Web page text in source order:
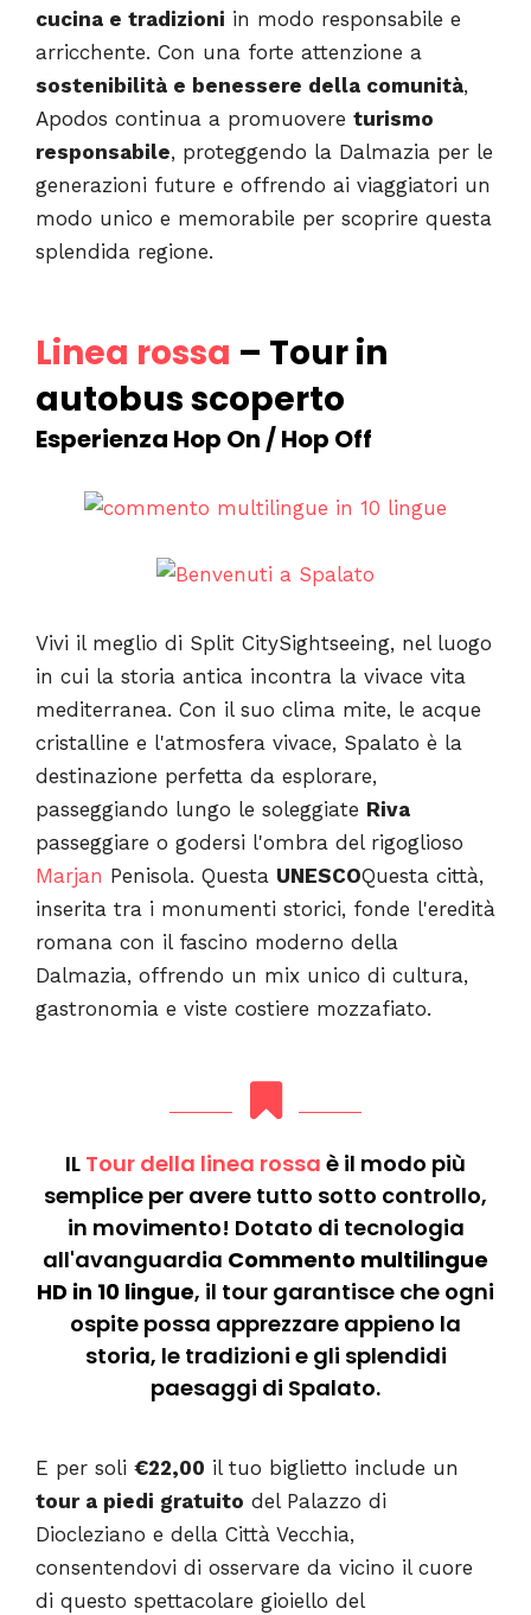
cucina e tradizioni in modo responsabile e
arricchente. Con una forte attenzione a
sostenibilità e benessere della comunità,
Apodos continua a promuovere turismo
responsabile, proteggendo la Dalmazia per le
generazioni future e offrendo ai viaggiatori un
modo unico e memorabile per scoprire questa
splendida regione.
Linea rossa – Tour in
autobus scoperto
Esperienza Hop On / Hop Off
Vivi il meglio di Split CitySightseeing, nel luogo
in cui la storia antica incontra la vivace vita
mediterranea. Con il suo clima mite, le acque
cristalline e l'atmosfera vivace, Spalato è la
destinazione perfetta da esplorare,
passeggiando lungo le soleggiate Riva
passeggiare o godersi l'ombra del rigoglioso
Marjan Penisola. Questa UNESCOQuesta città,
inserita tra i monumenti storici, fonde l'eredità
romana con il fascino moderno della
Dalmazia, offrendo un mix unico di cultura,
gastronomia e viste costiere mozzafiato.
IL Tour della linea rossa è il modo più
semplice per avere tutto sotto controllo,
in movimento! Dotato di tecnologia
all'avanguardia Commento multilingue
HD in 10 lingue, il tour garantisce che ogni
ospite possa apprezzare appieno la
storia, le tradizioni e gli splendidi
paesaggi di Spalato.
E per soli €22,00 il tuo biglietto include un
tour a piedi gratuito del Palazzo di
Diocleziano e della Città Vecchia,
consentendovi di osservare da vicino il cuore
di questo spettacolare gioiello del